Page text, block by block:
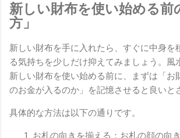
新しい財布を使い始める前
方」
新しい財布を手に入れたら、すぐに中身を
る気持ちを少しだけ抑えてみましょう。風
新しい財布を使い始める前に、まずは「お
のお金が入るのか」を記憶させると良いと
具体的な方法は以下の通りです。
お札の向きを揃える：お札の顔の向